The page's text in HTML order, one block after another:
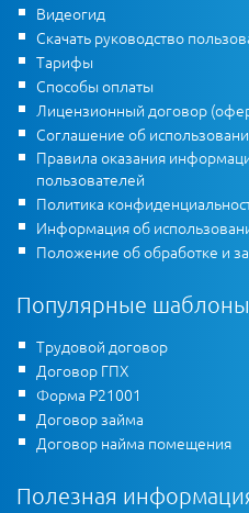
Видеогид
Скачать руководство
Тарифы
Способы оплаты
Лицензионный договор
Соглашение об
Правила оказания
пользователей
Политика
Информация об
Положение об обработке и
Популярные шаблоны
Трудовой договор
Договор ГПХ
Форма Р21001
Договор займа
Договор найма помещения
Полезная